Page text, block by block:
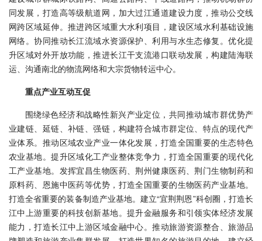
同发展，打造高等级航道网，加大过江通道建设力度，推动公交线
网跨区域延伸。推进跨区域重大水利项目，建设区域水利基础设施
网络。协同推动长江流域水资源保护、利用与水生态修复。优化提
升区域对外开放功能，推进长江干支流港口联动发展，构建陆海联
运、沟通南北的物流网络和大宗货物转运中心。
重点产业互动互促
围绕绿色经济和战略性新兴产业定位，共同推动城市群优势产
业建链、延链、补链、强链，构建符合城市群定位、特点的现代产
业体系。推动区域农业产业一体化发展，打造全国重要的生态特色
农业基地。提升区域化工产业整体竞争力，打造全国重要的现代化
工产业基地。发挥宜昌生物医药、荆州健康医药、荆门生物制药和
原料药、恩施中医药等优势，打造全国重要的生物医药产业基地。
打造全省重要的装备制造产业基地。建立“宜荆荆恩”科创圈，打造长
江中上游重要的科技创新基地。提升金融服务和引领实体经济发展
能力，打造长江中上游区域金融中心。推动旅游资源整合、旅游品